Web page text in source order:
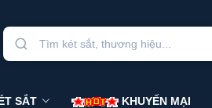
SẮT KHUYẾN MẠI